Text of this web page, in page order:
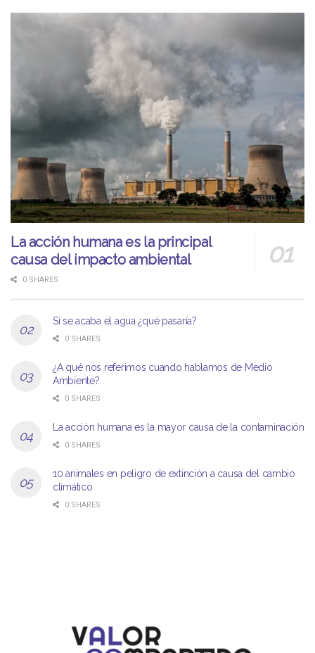
La acción humana es la principal
causa del impacto ambiental
0 SHARES
Si se acaba el agua ¿qué pasaría?
0 SHARES
¿A qué nos referimos cuando hablamos de Medio
Ambiente?
0 SHARES
La acción humana es la mayor causa de la contaminación
0 SHARES
10 animales en peligro de extinción a causa del cambio
climático
0 SHARES